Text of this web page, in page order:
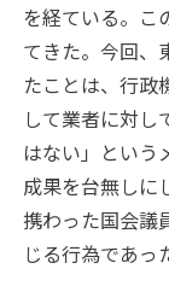
を経ている。こ
てきた。今回、
たことは、行政
して業者に対し
はない」という
成果を台無しに
携わった国会議
じる行為であっ